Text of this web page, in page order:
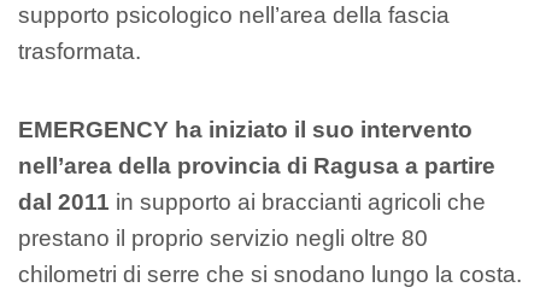
supporto psicologico nell’area della fascia
trasformata.
EMERGENCY ha iniziato il suo intervento
nell’area della provincia di Ragusa a partire
dal 2011 in supporto ai braccianti agricoli che
prestano il proprio servizio negli oltre 80
chilometri di serre che si snodano lungo la costa.